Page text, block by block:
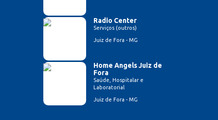
Radio Center
Serviços (outros)
Juiz de Fora - MG
Home Angels Juiz de
Fora
Saúde, Hospitalar e
Laboratorial
Juiz de Fora - MG